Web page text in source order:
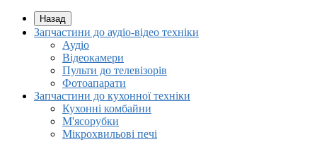
Назад
Запчастини до аудіо-відео техніки
Аудіо
Відеокамери
Пульти до телевізорів
Фотоапарати
Запчастини до кухонної техніки
Кухонні комбайни
М'ясорубки
Мікрохвильові печі